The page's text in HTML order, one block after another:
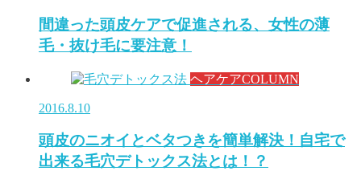
間違った頭皮ケアで促進される、女性の薄
毛・抜け毛に要注意！
ヘアケアCOLUMN
2016.8.10
頭皮のニオイとベタつきを簡単解決！自宅で
出来る毛穴デトックス法とは！？